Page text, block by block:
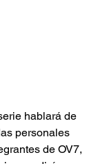
hablará de
personales
de OV7,